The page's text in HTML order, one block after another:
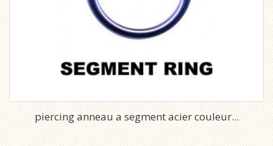
piercing anneau a segment acier couleur...